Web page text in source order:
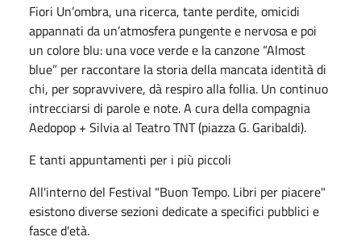
Fiori Un’ombra, una ricerca, tante perdite, omicidi
appannati da un’atmosfera pungente e nervosa e poi
un colore blu: una voce verde e la canzone “Almost
blue” per raccontare la storia della mancata identità di
chi, per sopravvivere, dà respiro alla follia. Un continuo
intrecciarsi di parole e note. A cura della compagnia
Aedopop + Silvia al Teatro TNT (piazza G. Garibaldi).
E tanti appuntamenti per i più piccoli
All'interno del Festival "Buon Tempo. Libri per piacere"
esistono diverse sezioni dedicate a specifici pubblici e
fasce d'età.